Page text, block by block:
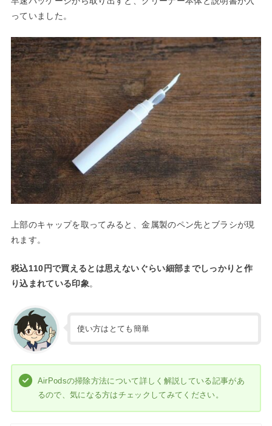
っていました。
上部のキャップを取ってみると、金属製のペン先とブラシが現
れます。
税込110円で買えるとは思えないぐらい細部までしっかりと作
り込まれている印象。
使い方はとても簡単
AirPodsの掃除方法について詳しく解説している記事があ
るので、気になる方はチェックしてみてください。